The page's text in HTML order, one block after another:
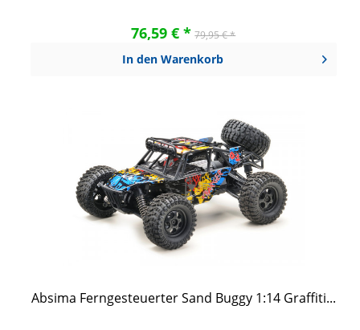
76,59 € * 79,95 € *
In den Warenkorb
Absima Ferngesteuerter Sand Buggy 1:14 Graffiti...